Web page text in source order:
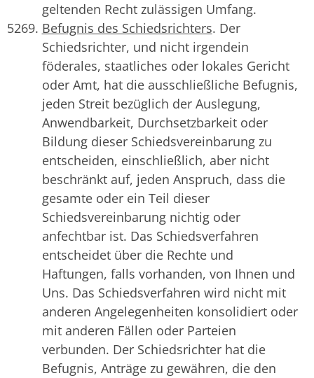
geltenden Recht zulässigen Umfang.
Befugnis des Schiedsrichters. Der
Schiedsrichter, und nicht irgendein
föderales, staatliches oder lokales Gericht
oder Amt, hat die ausschließliche Befugnis,
jeden Streit bezüglich der Auslegung,
Anwendbarkeit, Durchsetzbarkeit oder
Bildung dieser Schiedsvereinbarung zu
entscheiden, einschließlich, aber nicht
beschränkt auf, jeden Anspruch, dass die
gesamte oder ein Teil dieser
Schiedsvereinbarung nichtig oder
anfechtbar ist. Das Schiedsverfahren
entscheidet über die Rechte und
Haftungen, falls vorhanden, von Ihnen und
Uns. Das Schiedsverfahren wird nicht mit
anderen Angelegenheiten konsolidiert oder
mit anderen Fällen oder Parteien
verbunden. Der Schiedsrichter hat die
Befugnis, Anträge zu gewähren, die den